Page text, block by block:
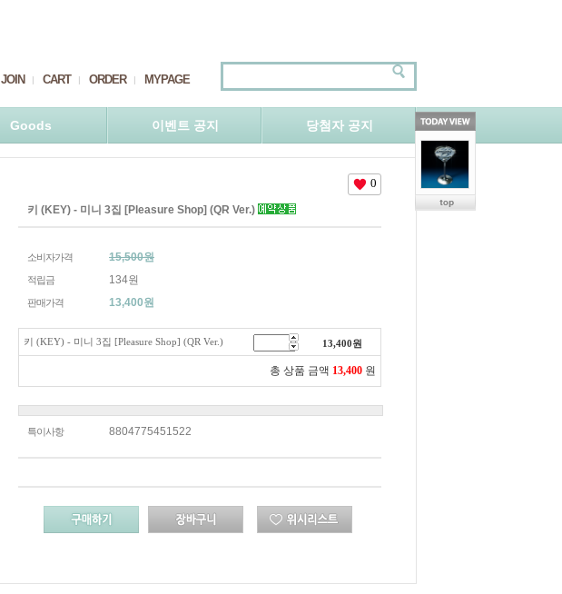
JOIN CART ORDER MYPAGE
Goods 이벤트 공지 당첨자 공지
0
키 (KEY) - 미니 3집 [Pleasure Shop] (QR Ver.)
소비자가격 15,500원
적립금 134원
판매가격 13,400원
키 (KEY) - 미니 3집 [Pleasure Shop] (QR Ver.) 13,400원
총 상품 금액 13,400 원
특이사항 8804775451522